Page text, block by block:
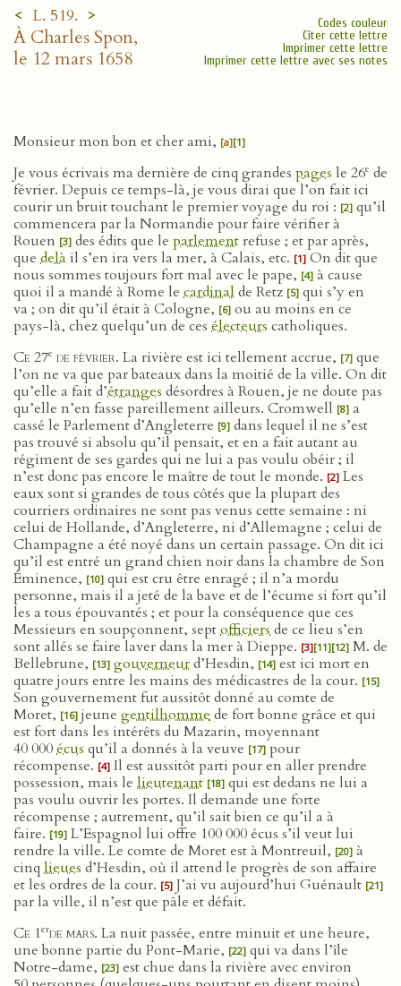
< L. 519. >
À Charles Spon,
le 12 mars 1658
Codes couleur
Citer cette lettre
Imprimer cette lettre
Imprimer cette lettre avec ses notes
Monsieur mon bon et cher ami, [a][1]
Je vous écrivais ma dernière de cinq grandes pages le 26e de
février. Depuis ce temps-là, je vous dirai que l’on fait ici
courir un bruit touchant le premier voyage du roi : [2] qu’il
commencera par la Normandie pour faire vérifier à
Rouen [3] des édits que le parlement refuse ; et par après,
que delà il s’en ira vers la mer, à Calais, etc. [1] On dit que
nous sommes toujours fort mal avec le pape, [4] à cause
quoi il a mandé à Rome le cardinal de Retz [5] qui s’y en
va ; on dit qu’il était à Cologne, [6] ou au moins en ce
pays-là, chez quelqu’un de ces électeurs catholiques.
Ce 27e de février. La rivière est ici tellement accrue, [7] que
l’on ne va que par bateaux dans la moitié de la ville. On dit
qu’elle a fait d’étranges désordres à Rouen, je ne doute pas
qu’elle n’en fasse pareillement ailleurs. Cromwell [8] a
cassé le Parlement d’Angleterre [9] dans lequel il ne s’est
pas trouvé si absolu qu’il pensait, et en a fait autant au
régiment de ses gardes qui ne lui a pas voulu obéir ; il
n’est donc pas encore le maître de tout le monde. [2] Les
eaux sont si grandes de tous côtés que la plupart des
courriers ordinaires ne sont pas venus cette semaine : ni
celui de Hollande, d’Angleterre, ni d’Allemagne ; celui de
Champagne a été noyé dans un certain passage. On dit ici
qu’il est entré un grand chien noir dans la chambre de Son
Éminence, [10] qui est cru être enragé ; il n’a mordu
personne, mais il a jeté de la bave et de l’écume si fort qu’il
les a tous épouvantés ; et pour la conséquence que ces
Messieurs en soupçonnent, septofficiersde ce lieu s’en
sont allés se faire laver dans la mer à Dieppe. [3][11][12] M. de
Bellebrune, [13] gouverneurd’Hesdin, [14] est ici mort en
quatre jours entre les mains des médicastres de la cour. [15]
Son gouvernement fut aussitôt donné au comte de
Moret, [16] jeune gentilhommede fort bonne grâce et qui
est fort dans les intérêts du Mazarin, moyennant
40 000écus qu’il a donnés à la veuve [17] pour
récompense. [4] Il est aussitôt parti pour en aller prendre
possession, mais le lieutenant [18] qui est dedans ne lui a
pas voulu ouvrir les portes. Il demande une forte
récompense ; autrement, qu’il sait bien ce qu’il a à
faire. [19] L’Espagnol lui offre 100 000 écus s’il veut lui
rendre la ville. Le comte de Moret est à Montreuil, [20] à
cinq lieues d’Hesdin, où il attend le progrès de son affaire
et les ordres de la cour. [5] J’ai vu aujourd’hui Guénault [21]
par la ville, il n’est que pâle et défait.
Ce 1erde mars. La nuit passée, entre minuit et une heure,
une bonne partie du Pont-Marie, [22] qui va dans l’île
Notre-dame, [23] est chue dans la rivière avec environ